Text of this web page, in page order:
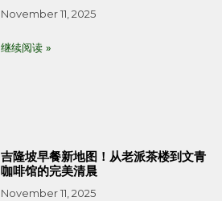
November 11, 2025
继续阅读 »
吉隆坡早餐新地图！从老派茶楼到文青
咖啡馆的完美清晨
November 11, 2025